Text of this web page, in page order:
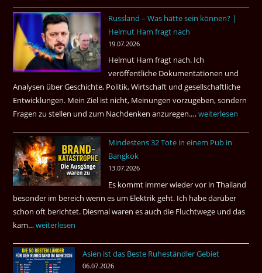
aufgeklärt
3
Tote
kamen
dazu.
Russland – Was hätte sein können? |
Helmut Ham fragt nach
19.07.2026
Helmut Ham fragt nach. Ich
veröffentliche Dokumentationen und
Analysen über Geschichte, Politik, Wirtschaft und gesellschaftliche
Entwicklungen. Mein Ziel ist nicht, Meinungen vorzugeben, sondern
Fragen zu stellen und zum Nachdenken anzuregen.…Russland
Was
können?
|
Helmut
fragt
nach
weiterlesen
Mindestens 32 Tote in einem Pub in
Bangkok
13.07.2026
Es kommt immer wieder vor in Thailand
besonder im bereich wenn es um Elektrik geht. Ich habe darüber
schon oft berichtet. Diesmal waren es auch die Fluchtwege und das
kam…Mindestens
Tote
weiterlesen
Asien ist das Beste Ruheständler Gebiet
06.07.2026